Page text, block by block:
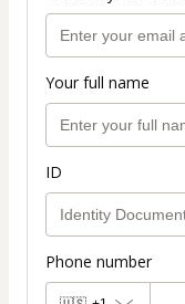
Your full name
ID
Phone number